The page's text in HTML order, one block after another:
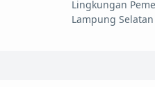
Lingkungan
Lampung